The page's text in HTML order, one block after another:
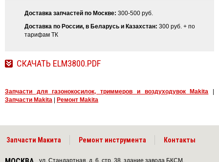
Доставка запчастей по Москве: 300-500 руб.
Доставка по России, в Беларусь и Казахстан: 300 руб. + по
тарифам ТК
СКАЧАТЬ ELM3800.PDF
Запчасти для газонокосилок, триммеров и воздуходувок Makita
Запчасти Makita
Ремонт Makita
Запчасти Макита Ремонт инструмента Контакты
ул. Стандартная, д. 6, стр. 38, здание завода БКСМ,